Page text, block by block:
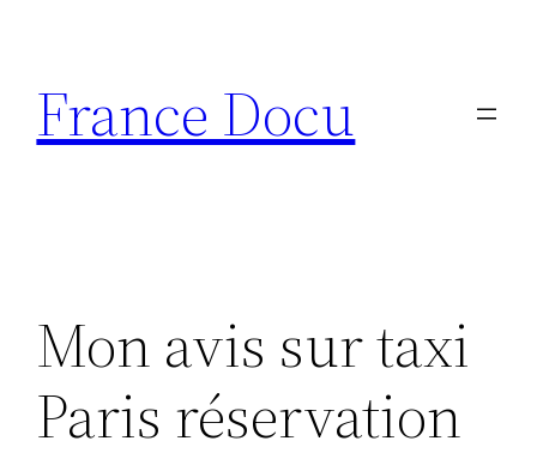
contenu
France Docu
Mon avis sur taxi
Paris réservation